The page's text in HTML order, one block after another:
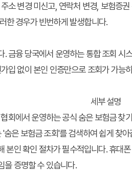
소 변경 미신고, 연락처 변경, 보험증
한 경우가 빈번하게 발생합니다.
금융 당국에서 운영하는 통합 조회 시
입 없이 본인 인증만으로 조회가 가능
세부 설명
회에서 운영하는 공식숨은 보험금 찾기
'숨은 보험금 조회'를 검색하여 쉽게 찾
본인 확인 절차가 필수적입니다. 휴대
을 증명할 수 있습니다.